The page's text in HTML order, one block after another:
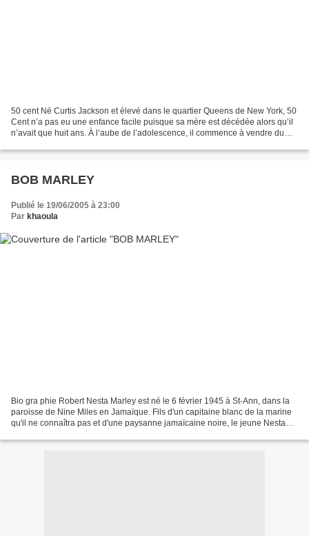
50 cent Né Curtis Jackson et élevé dans le quartier Queens de New York, 50
Cent n’a pas eu une enfance facile puisque sa mère est décédée alors qu’il
n’avait que huit ans. À l’aube de l’adolescence, il commence à vendre du
BOB MARLEY
Publié le 19/06/2005 à 23:00
Par khaoula
Bio gra phie Robert Nesta Marley est né le 6 février 1945 à St-Ann, dans la
paroisse de Nine Miles en Jamaïque. Fils d'un capitaine blanc de la marine
qu'il ne connaîtra pas et d'une paysanne jamaïcaine noire, le jeune Nesta